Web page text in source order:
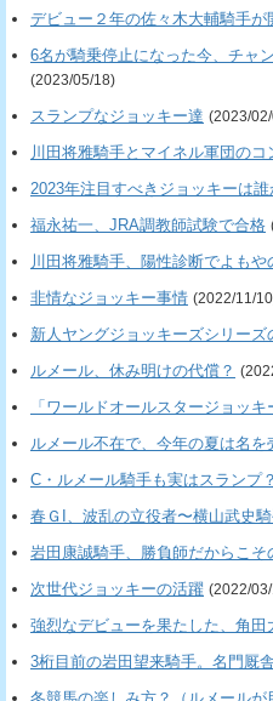
デビュー２年の佐々木大輔騎手
6名が騎乗停止になった今、チャ
(2023/05/18)
スランプなジョッキー達 (2023/
川田将雅騎手とマイネル軍団のコ
2023年注目すべきジョッキーは誰
福永祐一、JRA調教師試験で合格
川田将雅騎手、陽性診断でよもや
非情なジョッキー事情 (2022/11/
新人ヤングジョッキーズシリーズ
ルメール、休み明けの代償？
「ワールドオールスタージョッ
ルメール不在で、今年の夏は名を
C・ルメール騎手も実はスランプ？
春ＧI、波乱の立役者〜横山武史
岩田康誠騎手、勝負師だからこそ
次世代ジョッキーの活躍 (2022/
強烈なデビューを果たした、角田
3桁目前の岩田望来騎手。名門厩